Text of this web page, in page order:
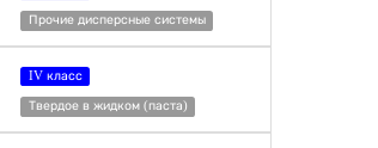
Прочие дисперсные системы
IV класс
Твердое в жидком (паста)